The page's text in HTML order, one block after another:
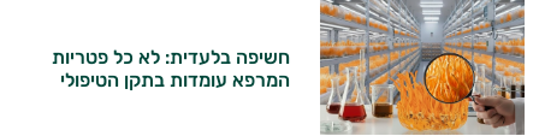
פטרת בציפורניים
פיברומיאלגיה
ערמונית - פרוסטטה
חשיפה בלעדית: לא כל פטריות
המרפא עומדות בתקן הטיפולי
היי,
אני יועץ הבריאות האישי AI של טבע בריא.